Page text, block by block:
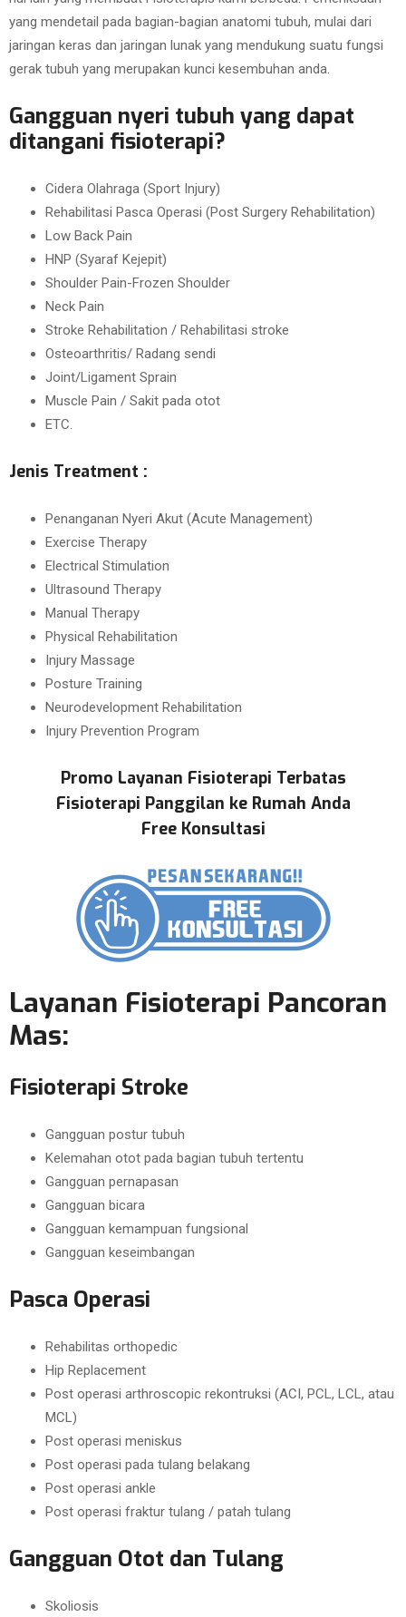
yang mendetail pada bagian-bagian anatomi tubuh, mulai dari
jaringan keras dan jaringan lunak yang mendukung suatu fungsi
gerak tubuh yang merupakan kunci kesembuhan anda.
Gangguan nyeri tubuh yang dapat
ditangani fisioterapi?
Cidera Olahraga (Sport Injury)
Rehabilitasi Pasca Operasi (Post Surgery Rehabilitation)
Low Back Pain
HNP (Syaraf Kejepit)
Shoulder Pain-Frozen Shoulder
Neck Pain
Stroke Rehabilitation / Rehabilitasi stroke
Osteoarthritis/ Radang sendi
Joint/Ligament Sprain
Muscle Pain / Sakit pada otot
ETC.
Jenis Treatment :
Penanganan Nyeri Akut (Acute Management)
Exercise Therapy
Electrical Stimulation
Ultrasound Therapy
Manual Therapy
Physical Rehabilitation
Injury Massage
Posture Training
Neurodevelopment Rehabilitation
Injury Prevention Program
Promo Layanan Fisioterapi Terbatas
Fisioterapi Panggilan ke Rumah Anda
Free Konsultasi
Layanan Fisioterapi Pancoran
Mas:
Fisioterapi Stroke
Gangguan postur tubuh
Kelemahan otot pada bagian tubuh tertentu
Gangguan pernapasan
Gangguan bicara
Gangguan kemampuan fungsional
Gangguan keseimbangan
Pasca Operasi
Rehabilitas orthopedic
Hip Replacement
Post operasi arthroscopic rekontruksi (ACI, PCL, LCL, atau
MCL)
Post operasi meniskus
Post operasi pada tulang belakang
Post operasi ankle
Post operasi fraktur tulang / patah tulang
Gangguan Otot dan Tulang
Skoliosis